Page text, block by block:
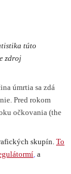
túto
zdroj
úmrtia sa zdá
Pred rokom
očkovania (the
skupín. To
a